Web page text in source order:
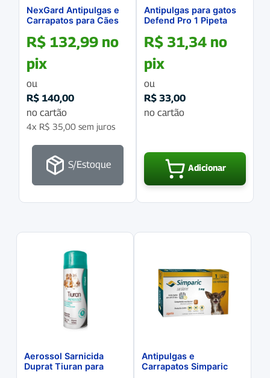
NexGard Antipulgas e
Carrapatos para Cães
com 1 comprimido
R$ 132,99 no
pix
ou
R$ 140,00
no cartão
4x R$ 35,00 sem juros
S/Estoque
Antipulgas para gatos
Defend Pro 1 Pipeta
R$ 31,34 no
pix
ou
R$ 33,00
no cartão
Adicionar
Aerossol Sarnicida
Duprat Tiuran para
Antipulgas e
Carrapatos Simparic